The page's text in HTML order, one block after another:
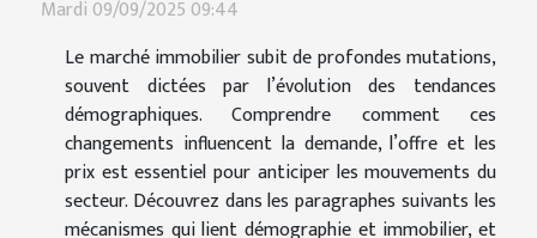
Mardi 09/09/2025 09:44
Le marché immobilier subit de profondes mutations,
souvent dictées par l’évolution des tendances
démographiques. Comprendre comment ces
changements influencent la demande, l’offre et les
prix est essentiel pour anticiper les mouvements du
secteur. Découvrez dans les paragraphes suivants les
mécanismes qui lient démographie et immobilier, et